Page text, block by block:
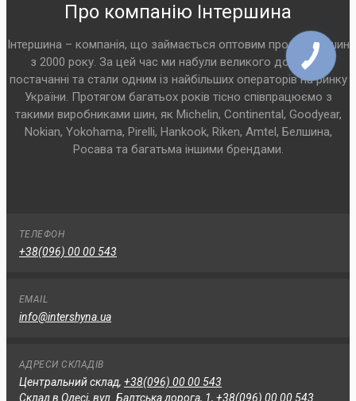
Про компанію Інтершина
Інтершина – компанія, що займається оптовим продажем шин
з 2000 року. За цей час ми набули великого досвіду у
постачанні та стали одним із найбільших операторів на ринку
України. Протягом багатьох років тісно співпрацюємо з
такими виробниками шин, як Michelin, Continental, Goodyear,
Nokian, Yokohama, Pirelli, Hankook, Riken, Amtel, Белшина,
Росава та багатьма іншими брендами.
ТЕЛЕФОН
+38(096) 00 00 543
EMAIL
info@intershyna.ua
АДРЕСИ СКЛАДІВ
Центральний склад, +38(096) 00 00 543
Склад в Одесі, вул. Балтська дорога, 1, +38(096) 00 00 543